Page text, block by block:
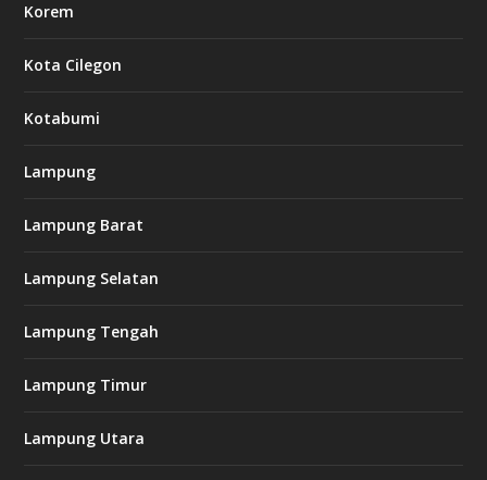
Korem
Kota Cilegon
Kotabumi
Lampung
Lampung Barat
Lampung Selatan
Lampung Tengah
Lampung Timur
Lampung Utara